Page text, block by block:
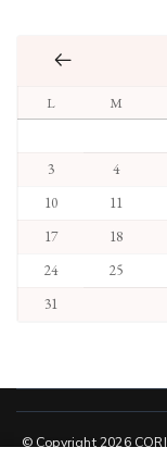
L M
3
4
10
11
17
18
24
25
31
© Copyright 2026